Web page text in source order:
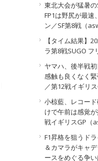
東北大会が猛暑
FP1は野尻が最速
ン／SF第8戦（
【タイム結果】
ラ第8戦SUGO フ
ヤマハ、後半戦
感触も良くなく
／第12戦イギリ
小椋藍、レコー
けで午前は感覚
戦イギリスGP（
F1昇格を狙うド
＆カマラがキャ
ースをめぐる争